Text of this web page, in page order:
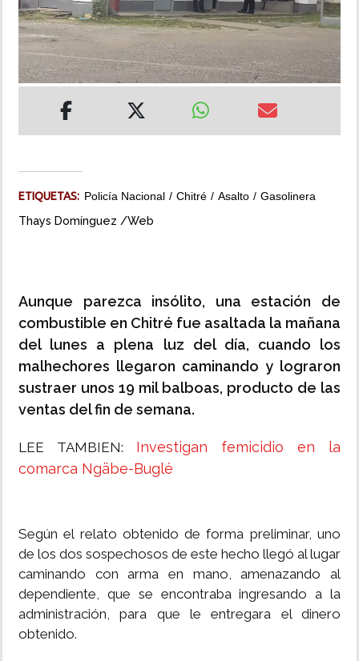
INSÓLITAS
MULTIMEDIA
IMPRESO
ETIQUETAS: Policía Nacional Chitré Asalto Gasolinera
Thays Domínguez /Web
Aunque parezca insólito, una estación de
combustible en Chitré fue asaltada la mañana
del lunes a plena luz del día, cuando los
malhechores llegaron caminando y lograron
sustraer unos 19 mil balboas, producto de las
ventas del fin de semana.
LEE TAMBIEN: Investigan femicidio en la
comarca Ngäbe-Buglé
Según el relato obtenido de forma preliminar, uno
de los dos sospechosos de este hecho llegó al lugar
caminando con arma en mano, amenazando al
dependiente, que se encontraba ingresando a la
administración, para que le entregara el dinero
obtenido.